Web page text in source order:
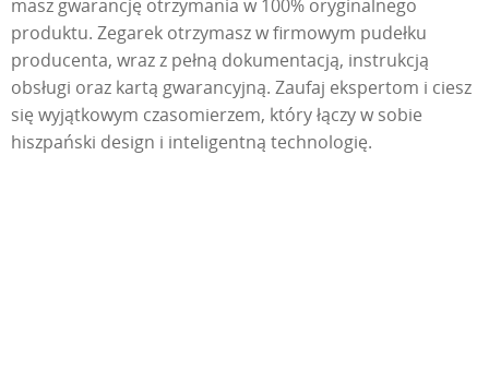
masz gwarancję otrzymania w 100% oryginalnego
produktu. Zegarek otrzymasz w firmowym pudełku
producenta, wraz z pełną dokumentacją, instrukcją
obsługi oraz kartą gwarancyjną. Zaufaj ekspertom i ciesz
się wyjątkowym czasomierzem, który łączy w sobie
hiszpański design i inteligentną technologię.